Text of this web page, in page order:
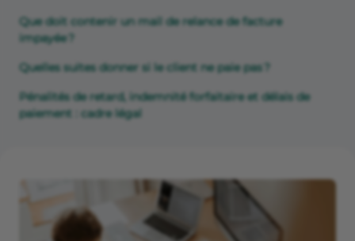
Que doit contenir un mail de relance de facture
impayée ?
Quelles suites donner si le client ne paie pas ?
Pénalités de retard, indemnité forfaitaire et délais de
paiement : cadre légal